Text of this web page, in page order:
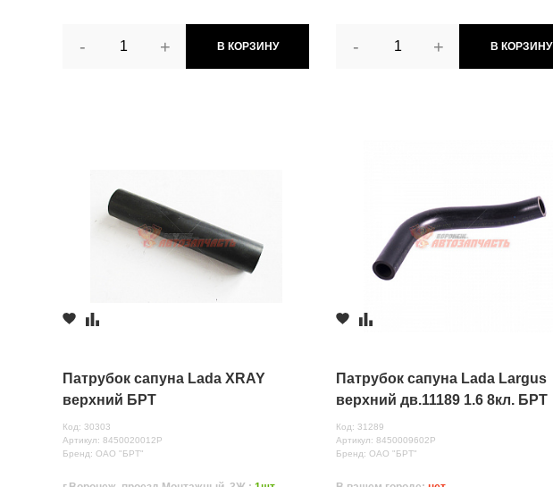
- + В КОРЗИНУ - + В КОРЗИНУ
Патрубок сапуна Lada XRAY
верхний БРТ
Код: 30303
Артикул: 8450020012Р
Бренд: ОАО "БРТ"
Патрубок сапуна Lada Largus
верхний дв.11189 1.6 8кл. БРТ
Код: 31289
Артикул: 8450009602Р
Бренд: ОАО "БРТ"